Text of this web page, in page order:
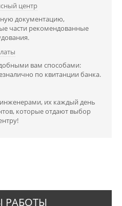
центр
документацию,
части рекомендованные
вам способами:
по квитанции банка.
их каждый день
которые отдают выбор
РАБОТЫ